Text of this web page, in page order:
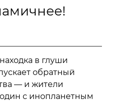
в глуши
обратный
— и жители
с инопланетным